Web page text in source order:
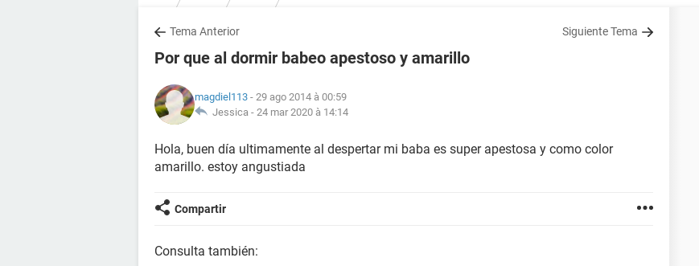
Tema Anterior Siguiente Tema
Por que al dormir babeo apestoso y amarillo
magdiel113 - 29 ago 2014 à 00:59
Jessica - 24 mar 2020 à 14:14
Hola, buen día ultimamente al despertar mi baba es super apestosa y como color
amarillo. estoy angustiada
Compartir
Consulta también: